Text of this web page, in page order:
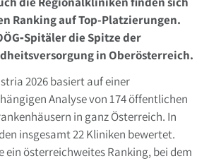
Ranking auf Top-Platzierungen.
die Spitze der
in Oberösterreich.
2026 basiert auf einer
Analyse von 174 öffentlichen
in ganz Österreich. In
insgesamt 22 Kliniken bewertet.
österreichweites Ranking, bei dem